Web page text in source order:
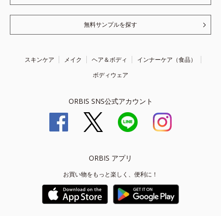
無料サンプルを探す
スキンケア メイク ヘア＆ボディ
インナーケア（食品）
ボディウェア
ORBIS SNS公式アカウント
ORBIS アプリ
お買い物をもっと楽しく、便利に！